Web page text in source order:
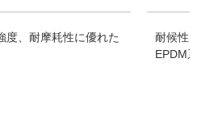
耐候性
EPDM